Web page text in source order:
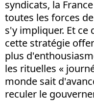
syndicats, la
toutes les forces
s'y impliquer. Et ce
cette stratégie
plus
les rituelles «
monde sait
reculer le